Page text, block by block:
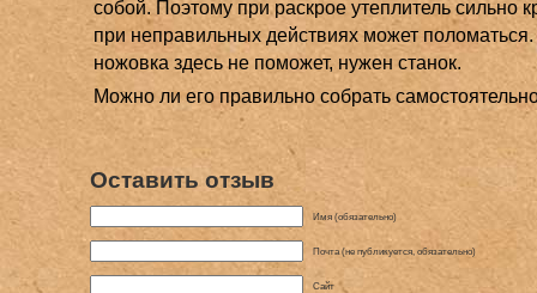
собой. Поэтому при раскрое утеплитель сильно
при неправильных действиях может
ножовка здесь не поможет, нужен станок.
Можно ли его правильно собрать
Оставить отзыв
Имя (обязательно)
Почта (не публикуется, обязательно)
Сайт